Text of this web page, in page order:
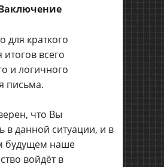
для краткого
всего
и логичного
письма.
что Вы
в данной ситуации, и в
будущем наше
войдёт в